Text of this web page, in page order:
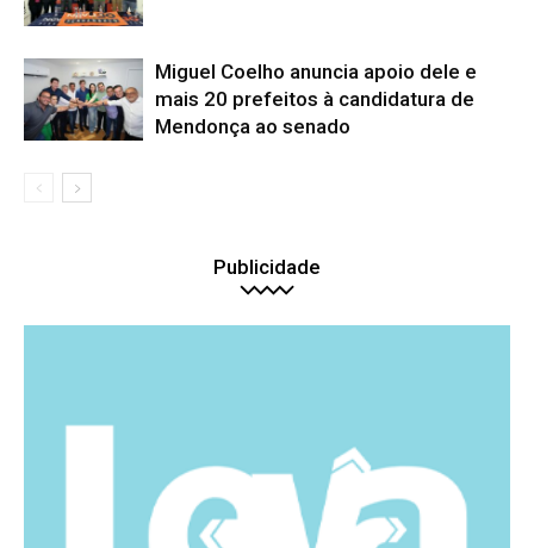
Miguel Coelho anuncia apoio dele e
mais 20 prefeitos à candidatura de
Mendonça ao senado
Publicidade